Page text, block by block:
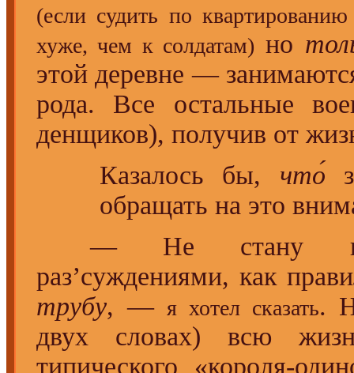
(если судить по
хуже, чем к солдатам) но
этой деревне —
рода. Все остальные
денщиков), получив от
Казалось бы, что́
обращать на это
— Не стану
раз’суждениями, как
трубу, — я хотел сказать.
двух словах) всю
типического «короля-